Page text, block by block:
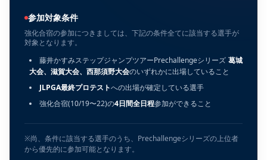
参加対象条件
強化合宿の参加につきましては、下記の条件全てに該当する選手が
対象となります。
藤井かすみステップジャンプツアーPrechallengeシリーズ 葛城
大会、滋賀大会、西那須野大会のいずれかに出場していること
JLPGA最終プロテストへの出場が確定している選手
強化合宿(10/19〜22)の4日間全日程参加ができること
※尚、条件に該当する選手のうち、Prechallengeシリーズの上位者
から優先的に参加可能となります。